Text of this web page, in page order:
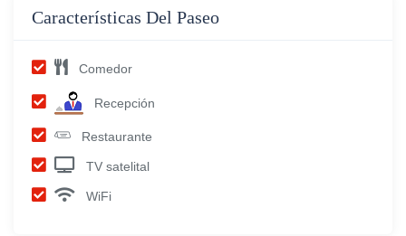
Características Del Paseo
Comedor
Recepción
Restaurante
TV satelital
WiFi